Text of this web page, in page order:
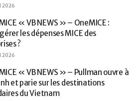
2026
« VB NEWS » – OneMICE :
les dépenses MICE des
?
2026
« VB NEWS » – Pullman ouvre à
et parie sur les destinations
du Vietnam